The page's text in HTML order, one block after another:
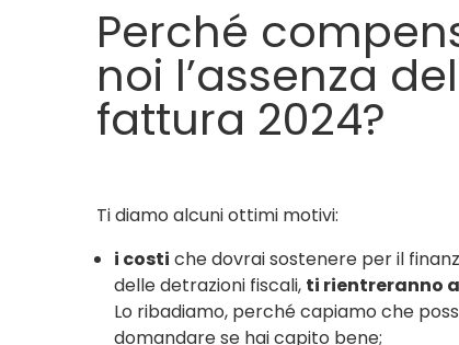
Perché
noi l’assenza
fattura 2024?
Ti diamo alcuni ottimi motivi:
i costi che dovrai sostenere per il
delle detrazioni fiscali, ti rientreranno
Lo ribadiamo, perché capiamo che
domandare se hai capito bene;